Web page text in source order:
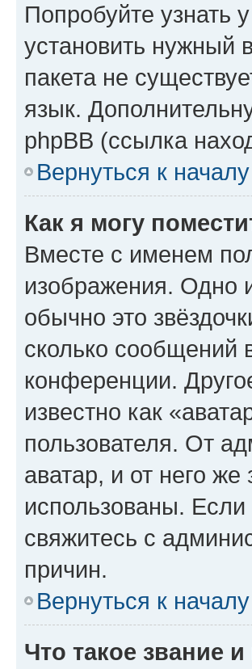
Попробуйте узнать
установить нужный
пакета не
язык.
phpBB (ссылка
Вернуться к началу
Как я могу
Вместе с именем
изображения. Одно
обычно это
сколько сообщений
конференции.
известно как
пользователя. От
аватар, и от него же
использованы.
свяжитесь с
причин.
Вернуться к началу
Что такое звание